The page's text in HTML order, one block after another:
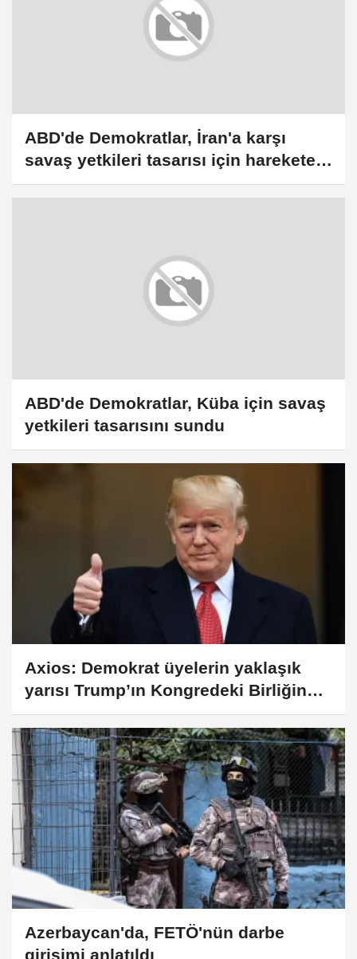
ABD'de Demokratlar, İran'a karşı
savaş yetkileri tasarısı için harekete
geçmeyi planlıyor
ABD'de Demokratlar, Küba için savaş
yetkileri tasarısını sundu
Axios: Demokrat üyelerin yaklaşık
yarısı Trump’ın Kongredeki Birliğin
Durumu konuşmasını izlemedi
Azerbaycan'da, FETÖ'nün darbe
girişimi anlatıldı